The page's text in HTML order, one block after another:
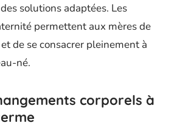
solutions adaptées. Les
permettent aux mères de
de se consacrer pleinement à
né.
corporels à